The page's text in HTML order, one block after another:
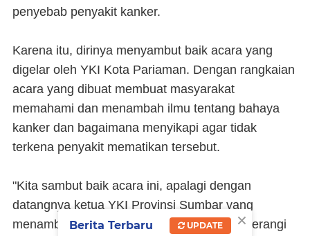
penyebab penyakit kanker.
Karena itu, dirinya menyambut baik acara yang
digelar oleh YKI Kota Pariaman. Dengan rangkaian
acara yang dibuat membuat masyarakat
memahami dan menambah ilmu tentang bahaya
kanker dan bagaimana menyikapi agar tidak
terkena penyakit mematikan tersebut.
"Kita sambut baik acara ini, apalagi dengan
datangnya ketua YKI Provinsi Sumbar yang
menambah semangat kita untuk terus memerangi
×
Berita Terbaru UPDATE